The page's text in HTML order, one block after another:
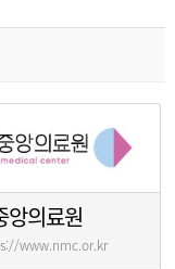
앙의료원
www.nmc.or.kr